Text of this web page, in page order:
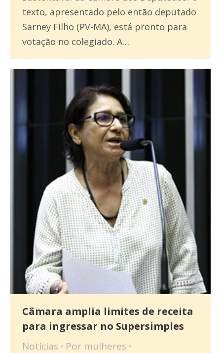
texto, apresentado pelo então deputado
Sarney Filho (PV-MA), está pronto para
votação no colegiado. A…
Câmara amplia limites de receita
para ingressar no Supersimples
Notícias Por mulheres